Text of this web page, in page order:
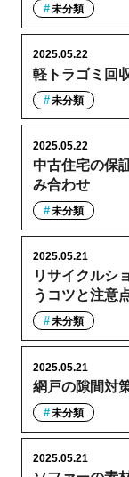
未分類
軽トラゴミ回
2025.05.22
未分類
中古住宅の保
み合わせ
2025.05.22
未分類
リサイクルシ
うコツと注意
2025.05.21
未分類
網戸の隙間対
2025.05.21
未分類
2025.05.21